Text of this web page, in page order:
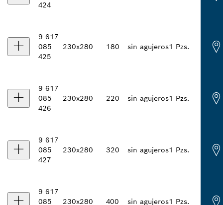
424
9 617
085
425
230x280 180 sin agujeros1 Pzs.
9 617
085
426
230x280 220 sin agujeros1 Pzs.
9 617
085
427
230x280 320 sin agujeros1 Pzs.
9 617
085
230x280 400 sin agujeros1 Pzs.